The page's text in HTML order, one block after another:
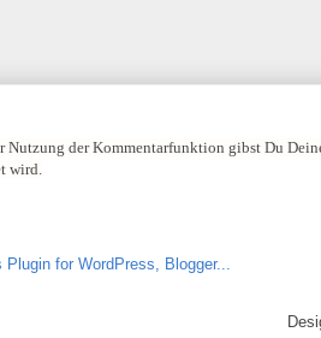
Nutzung der Kommentarfunktion gibst Du
wird.